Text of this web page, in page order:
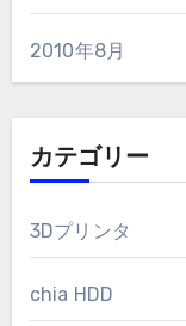
2010年8月
カテゴリー
3Dプリンタ
chia HDD